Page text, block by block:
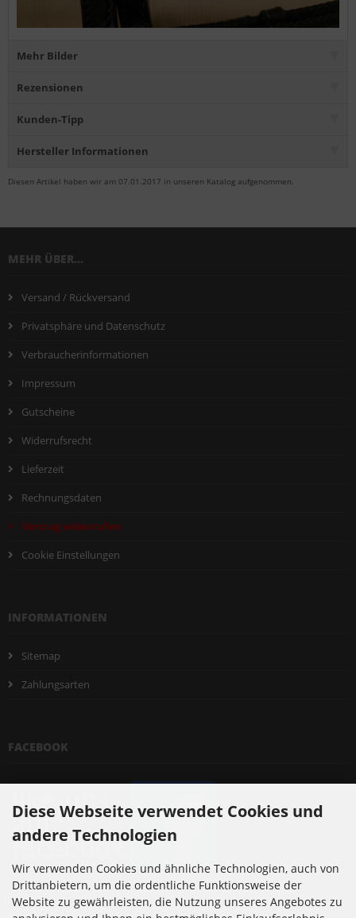
Mehr Bilder
Rezensionen
Kunden-Tipp
Hersteller Informationen
Diesen Artikel haben wir am 07.01.2017 in unseren Katalog aufgenommen.
MEHR ÜBER...
Versand / Rückversand
Privatsphäre und Datenschutz
Verbraucherinformationen
Impressum
Gutscheine
Widerrufsrecht
Lieferzeit
Rechnungsdaten
Vertrag widerrufen
Cookie Einstellungen
INFORMATIONEN
Sitemap
Zahlungsarten
FACEBOOK
Diese Webseite verwendet Cookies und
andere Technologien
Wir verwenden Cookies und ähnliche Technologien, auch von
Drittanbietern, um die ordentliche Funktionsweise der
Website zu gewährleisten, die Nutzung unseres Angebotes zu